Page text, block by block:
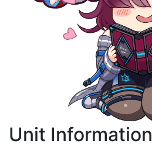
Unit Information